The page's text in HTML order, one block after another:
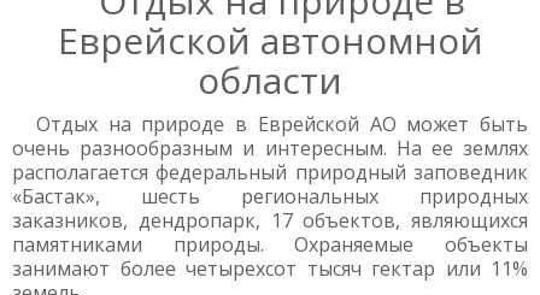
Еврейской автономной
области
Отдых на природе в Еврейской АО может быть
очень разнообразным и интересным. На ее землях
располагается федеральный природный заповедник
«Бастак», шесть региональных природных
заказников, дендропарк, 17 объектов, являющихся
памятниками природы. Охраняемые объекты
занимают более четырехсот тысяч гектар или 11%